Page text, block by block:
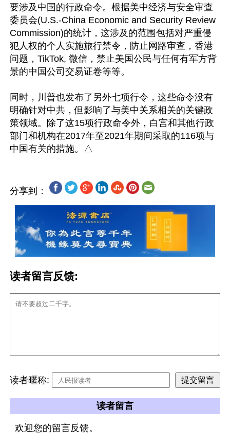
要涉及中国的行政命令。根据美中经济与安全审查
委员会(U.S.-China Economic and Security Review
Commission)的统计，这涉及的范围包括对严重侵
犯人权的个人实施旅行禁令，防止网路审查，香港
问题，TikTok, 微信，禁止美国公民与任何有军方背
景的中国公司交易证卷等等。
同时，川普也发布了另外七项行令，这些命令没有
明确针对中共，但影响了与美中关系相关的关键政
策领域。除了这15项行政命令外，白宫和其他行政
部门和机构在2017年至2021年期间采取的116项与
分享到：
读者留言反馈:
读者暱称:
读者留言
欢迎您的留言反馈。